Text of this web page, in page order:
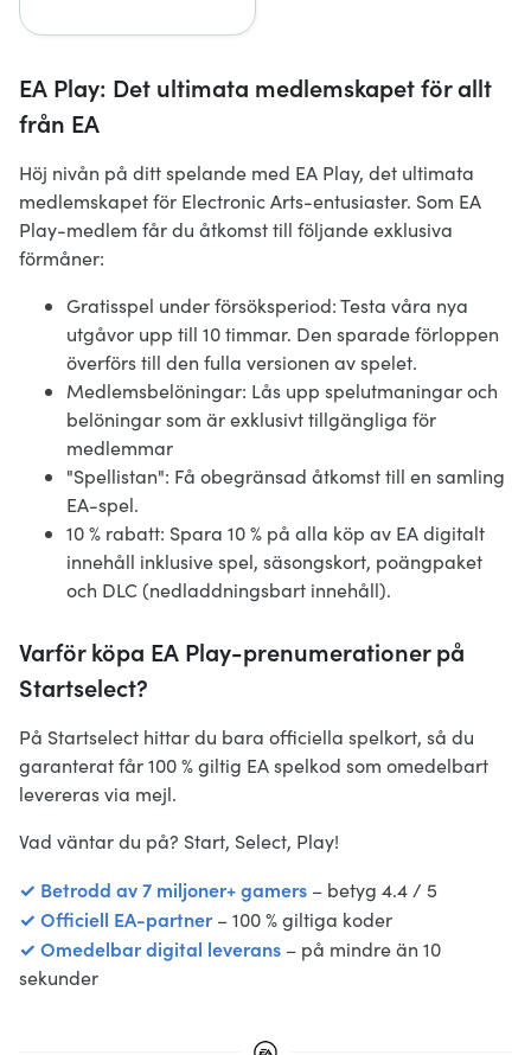
EA Play: Det ultimata medlemskapet för allt
från EA
Höj nivån på ditt spelande med EA Play, det ultimata
medlemskapet för Electronic Arts-entusiaster. Som EA
Play-medlem får du åtkomst till följande exklusiva
förmåner:
Gratisspel under försöksperiod: Testa våra nya
utgåvor upp till 10 timmar. Den sparade förloppen
överförs till den fulla versionen av spelet.
Medlemsbelöningar: Lås upp spelutmaningar och
belöningar som är exklusivt tillgängliga för
medlemmar
"Spellistan": Få obegränsad åtkomst till en samling
EA-spel.
10 % rabatt: Spara 10 % på alla köp av EA digitalt
innehåll inklusive spel, säsongskort, poängpaket
och DLC (nedladdningsbart innehåll).
Varför köpa EA Play-prenumerationer på
Startselect?
På Startselect hittar du bara officiella spelkort, så du
garanterat får 100 % giltig EA spelkod som omedelbart
levereras via mejl.
Vad väntar du på? Start, Select, Play!
✓ Betrodd av 7 miljoner+ gamers – betyg 4.4 / 5
✓ Officiell EA-partner– 100 % giltiga koder
✓ Omedelbar digital leverans – på mindre än 10
sekunder